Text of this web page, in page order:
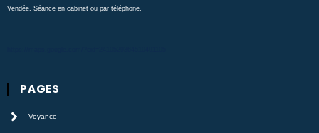
Vendée. Séance en cabinet ou par téléphone.
PAGES
Voyance